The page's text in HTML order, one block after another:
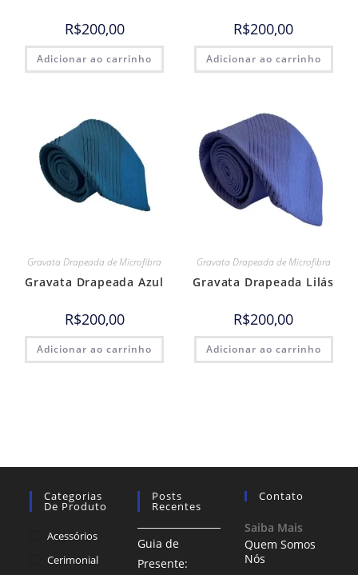
R$200,00
Adicionar ao carrinho
R$200,00
Adicionar ao carrinho
Gravata Drapeada de Microfibra
Gravata Drapeada Azul
R$200,00
Adicionar ao carrinho
Gravata Drapeada de Microfibra
Gravata Drapeada Lilás
R$200,00
Adicionar ao carrinho
Categorias
De Produto
Acessórios
Cerimonial
Posts
Recentes
Guia de
Presente:
Contato
Saiba Mais
Quem Somos
Nós